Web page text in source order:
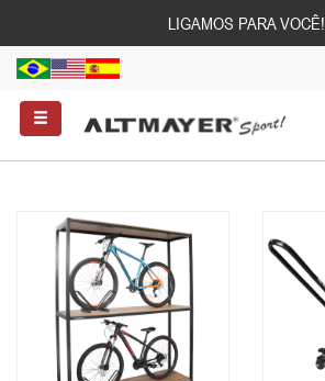
LIGAMOS PARA VOCÊ!